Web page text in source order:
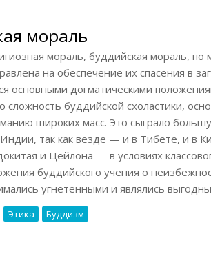
мораль
мораль, буддийская мораль,
на обеспечение их спасения в
основными догматическими
сложность буддийской схоластики,
широких масс. Это сыграло
так как везде — и в Тибете, и в
и Цейлона — в условиях
буддийского учения о
угнетенными и являлись
Этика Буддизм